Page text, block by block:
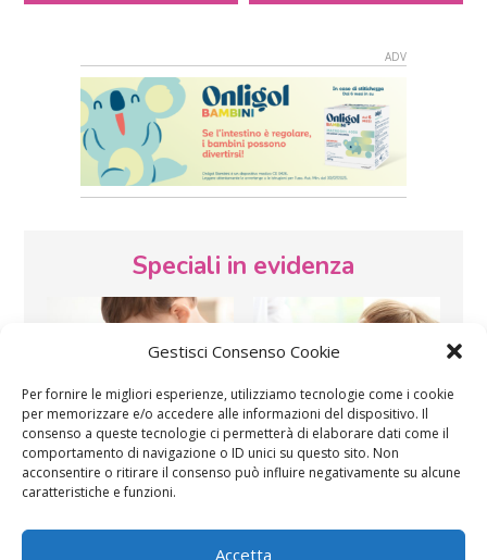
Gestisci Consenso Cookie
Per fornire le migliori esperienze, utilizziamo tecnologie come i cookie
per memorizzare e/o accedere alle informazioni del dispositivo. Il
consenso a queste tecnologie ci permetterà di elaborare dati come il
comportamento di navigazione o ID unici su questo sito. Non
acconsentire o ritirare il consenso può influire negativamente su alcune
caratteristiche e funzioni.
Accetta
Speciali in evidenza
Vaccini SOS Pediatra